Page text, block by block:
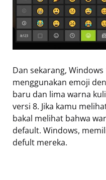
Dan sekarang,
menggunakan emoji
baru dan lima warna
versi 8. Jika kamu
bakal melihat bahwa
default. Windows,
defult mereka.